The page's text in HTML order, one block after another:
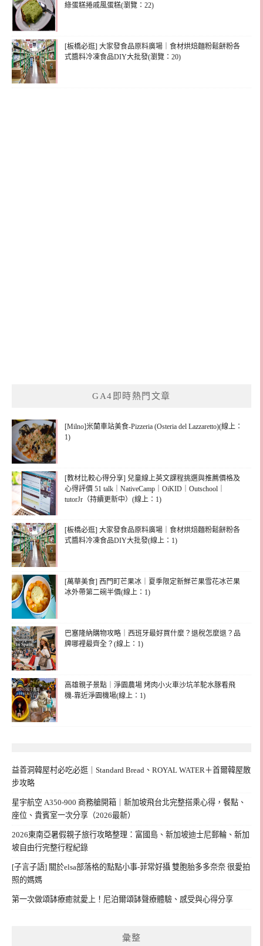
綠蛋糕捲戚風蛋糕(瀏覽：22)
[板橋必逛] 大家發食品原料廣場｜食材烘焙麵粉鬆餅粉各
式醬料冷凍食品DIY大批發(瀏覽：20)
GA4即時熱門文章
[Milno]米蘭車站美食-Pizzeria (Osteria del Lazzaretto)(線上：
1)
[教材比較心得分享] 兒童線上英文課程挑選與推薦價格及
心得評價 51 talk｜NativeCamp｜OiKID｜Outschool｜
tutorJr（持續更新中）(線上：1)
[板橋必逛] 大家發食品原料廣場｜食材烘焙麵粉鬆餅粉各
式醬料冷凍食品DIY大批發(線上：1)
[萬華美食] 西門町芒果冰｜夏季限定新鮮芒果雪花冰芒果
冰外帶第二碗半價(線上：1)
巴塞隆納購物攻略｜西班牙最好買什麼？退稅怎麼退？品
牌哪裡最齊全？(線上：1)
高雄親子景點｜淨園農場 烤肉小火車沙坑羊駝水豚看飛
機-靠近淨園機場(線上：1)
益善洞韓屋村必吃必逛｜Standard Bread、ROYAL WATER＋首爾韓屋散
步攻略
星宇航空 A350-900 商務艙開箱｜新加坡飛台北完整搭乘心得，餐點、
座位、貴賓室一次分享（2026最新）
2026東南亞暑假親子旅行攻略整理：富國島、新加坡迪士尼郵輪、新加
坡自由行完整行程紀錄
[子言子語] 關於elsa部落格的點點小事-菲常好攝 雙胞胎多多奈奈 很愛拍
照的媽媽
第一次做頌缽療癒就愛上！尼泊爾頌缽聲療體驗、感受與心得分享
彙整